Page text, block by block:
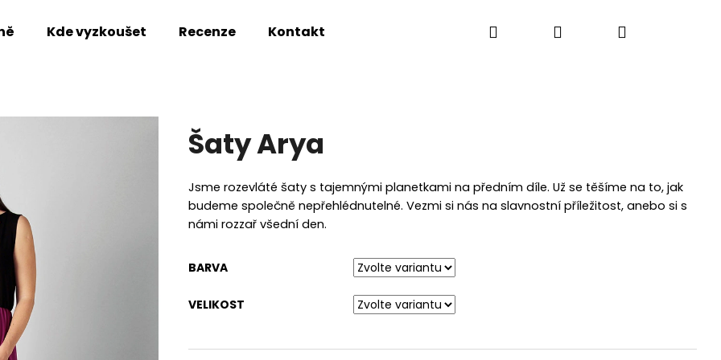
Kde vyzkoušet Recenze Kontakt Hledat PřihlášeníNákupní
Šaty Arya
Jsme rozevláté šaty s tajemnými planetkami na předním díle. Už se těšíme na to, jak
budeme společně nepřehlédnutelné. Vezmi si nás na slavnostní příležitost, anebo si s
námi rozzař všední den.
BARVA
VELIKOST
HLEDAT